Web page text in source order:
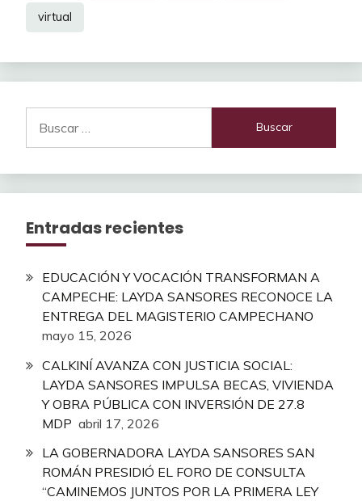
virtual
Entradas recientes
EDUCACIÓN Y VOCACIÓN TRANSFORMAN A
CAMPECHE: LAYDA SANSORES RECONOCE LA
ENTREGA DEL MAGISTERIO CAMPECHANO
mayo 15, 2026
CALKINÍ AVANZA CON JUSTICIA SOCIAL:
LAYDA SANSORES IMPULSA BECAS, VIVIENDA
Y OBRA PÚBLICA CON INVERSIÓN DE 27.8
MDP abril 17, 2026
LA GOBERNADORA LAYDA SANSORES SAN
ROMÁN PRESIDIÓ EL FORO DE CONSULTA
“CAMINEMOS JUNTOS POR LA PRIMERA LEY